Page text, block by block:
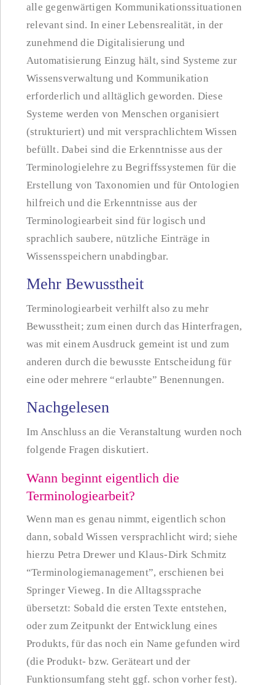
alle gegenwärtigen Kommunikationssituationen
relevant sind. In einer Lebensrealität, in der
zunehmend die Digitalisierung und
Automatisierung Einzug hält, sind Systeme zur
Wissensverwaltung und Kommunikation
erforderlich und alltäglich geworden. Diese
Systeme werden von Menschen organisiert
(strukturiert) und mit versprachlichtem Wissen
befüllt. Dabei sind die Erkenntnisse aus der
Terminologielehre zu Begriffssystemen für die
Erstellung von Taxonomien und für Ontologien
hilfreich und die Erkenntnisse aus der
Terminologiearbeit sind für logisch und
sprachlich saubere, nützliche Einträge in
Wissensspeichern unabdingbar.
Mehr Bewusstheit
Terminologiearbeit verhilft also zu mehr
Bewusstheit; zum einen durch das Hinterfragen,
was mit einem Ausdruck gemeint ist und zum
anderen durch die bewusste Entscheidung für
eine oder mehrere “erlaubte” Benennungen.
Nachgelesen
Im Anschluss an die Veranstaltung wurden noch
folgende Fragen diskutiert.
Wann beginnt eigentlich die
Terminologiearbeit?
Wenn man es genau nimmt, eigentlich schon
dann, sobald Wissen versprachlicht wird; siehe
hierzu Petra Drewer und Klaus-Dirk Schmitz
“Terminologiemanagement”, erschienen bei
Springer Vieweg. In die Alltagssprache
übersetzt: Sobald die ersten Texte entstehen,
oder zum Zeitpunkt der Entwicklung eines
Produkts, für das noch ein Name gefunden wird
(die Produkt- bzw. Geräteart und der
Funktionsumfang steht ggf. schon vorher fest).